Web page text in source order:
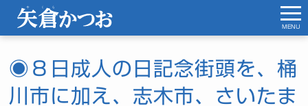
◉８日成人の日記念街頭を、桶
川市に加え、志木市、さいたま
MENU